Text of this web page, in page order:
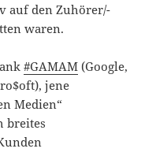
auf den Zuhörer/-
waren.
#GAMAM (Google,
jene
Medien“
breites